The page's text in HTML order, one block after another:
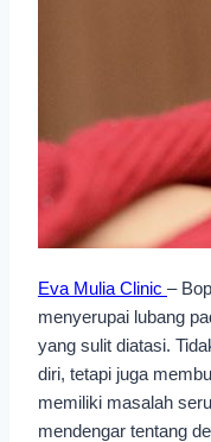
Eva Mulia Clinic –
menyerupai lubang
yang sulit diatasi.
diri, tetapi juga
memiliki masalah
mendengar tentang